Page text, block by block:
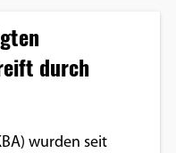
durch
wurden seit